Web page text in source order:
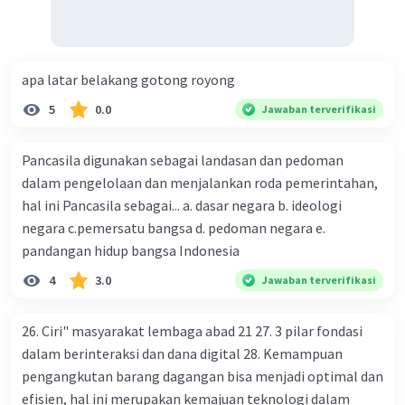
Pajak Penghindaran: Ketika individu atau
perusahaan sengaja menghindari atau
mengurangi kewajiban pajak mereka dengan
termasuk penggelapan pendapatan,
penggunaan skema penghindaran pajak, atau
transfer pricing untuk memindahkan
keuntungan ke yurisdiksi pajak yang lebih rendah.
Penolakan Kewajiban Militer
negara yang mewajibkan pelayanan militer,
penolakan untuk memenuhi kewajiban ini dapat
Hal ini terutama terjadi jika alasan penolakan
tidak sesuai dengan hukum atau moralitas yang
diterima secara luas, seperti penolakan
apa latar belakang gotong royong
5 0.0 Jawaban terverifikasi
Pancasila digunakan sebagai landasan dan pedoman
dalam pengelolaan dan menjalankan roda pemerintahan,
hal ini Pancasila sebagai... a. dasar negara b. ideologi
negara c.pemersatu bangsa d. pedoman negara e.
pandangan hidup bangsa Indonesia
4 3.0 Jawaban terverifikasi
26. Ciri" masyarakat lembaga abad 21 27. 3 pilar fondasi
dalam berinteraksi dan dana digital 28. Kemampuan
pengangkutan barang dagangan bisa menjadi optimal dan
efisien, hal ini merupakan kemajuan teknologi dalam